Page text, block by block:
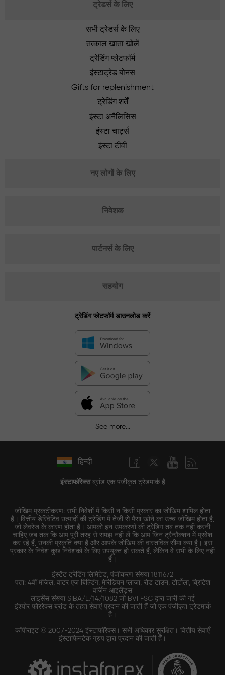
ट्रेडर्स के लिए
सभी ट्रेडर्स के लिए
तत्काल खाता खोलें
ट्रेडिंग प्लेटफॉर्म
इंस्टाट्रेड बोनस
Gifts for replenishment
ट्रेडिंग शर्तें
इंस्टा अनैलिसिस
इंस्टा चार्ट्स
इंस्टा टीवी
नए लोगों के लिए
निवेशक
पार्टनर्स के लिए
सहयोग
ट्रेडिंग प्लेटफॉर्म डाउनलोड करें
See more...
हिन्दी
इंस्टाफॉरेक्सब्रांड एक पंजीकृत ट्रेडमार्क है
जोखिम प्रकटीकरण: सभी निवेशों में किसी न किसी प्रकार का जोखिम शामिल होता
है। वित्तीय डेरिवेटिव उत्पादों की ट्रेडिंग में तेजी से पैसा खोने का उच्च जोखिम होता है,
जो लेवरेज के कारण होता है। आपको इन उपकरणों की ट्रेडिंग तब तक नहीं करनी
चाहिए जब तक कि आप पूरी तरह से समझ नहीं लें कि आप जिन ट्रैन्सैक्शन में प्रवेश
कर रहे हैं, उनकी प्रकृति क्या है और आपके जोखिम की वास्तविक सीमा क्या है। इस
प्रकार के निवेश कुछ निवेशकों के लिए उपयुक्त हो सकते हैं, लेकिन वे सभी के लिए नहीं
हैं।
इंस्टेंट ट्रेडिंग लिमिटेड, पंजीकरण संख्या 1811672
पता: 4वीं मंजिल, वाटर एज बिल्डिंग, मेरिडियन प्लाजा, रोड टाउन, टोर्टोला, ब्रिटिश
वर्जिन आइलैंड्स
लाइसेंस संख्या SIBA/L/14/1082 जो BVI FSC द्वारा जारी की गई
इंश्योर फोररेक्स ब्रांड के तहत सेवाएं प्रदान की जाती हैं जो एक पंजीकृत ट्रेडमार्क
है।
कॉपीराइट © 2007-2024 इंस्टाफॉरेक्स। सभी अधिकार सुरक्षित। वित्तीय सेवाएँ
इंस्टाफिनटेक ग्रुप द्वारा प्रदान की जाती हैं।